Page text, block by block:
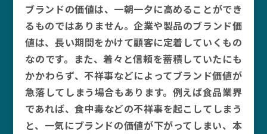
ブランドの価値は、一朝一夕に高めることができ
るものではありません。企業や製品のブランド価
値は、長い期間をかけて顧客に定着していくもの
なのです。また、着々と信頼を蓄積していたにも
かかわらず、不祥事などによってブランド価値が
急落してしまう場合もあります。例えば食品業界
であれば、食中毒などの不祥事を起こしてしまう
と、一気にブランドの価値が下がってしまい、本